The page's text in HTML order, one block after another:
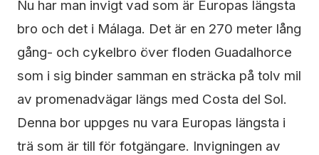
Nu har man invigt vad som är Europas längsta
bro och det i Málaga. Det är en 270 meter lång
gång- och cykelbro över floden Guadalhorce
som i sig binder samman en sträcka på tolv mil
av promenadvägar längs med Costa del Sol.
Denna bor uppges nu vara Europas längsta i
trä som är till för fotgängare. Invigningen av